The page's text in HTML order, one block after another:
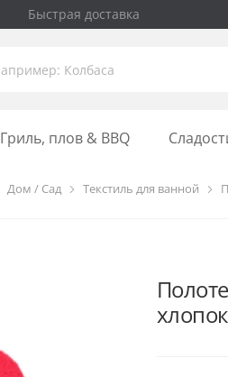
Быстрая доставка
Гриль, плов & BBQ
Дом / Сад Текстиль для ванной